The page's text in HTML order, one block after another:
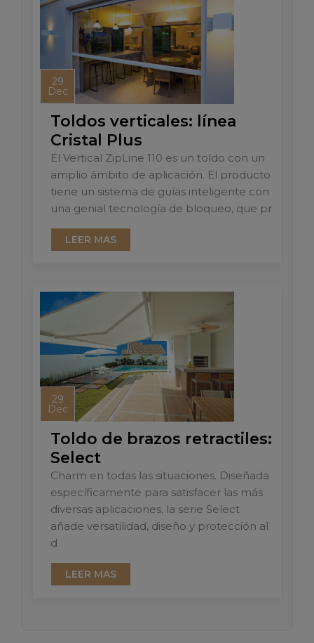
29
Dec
Toldos verticales: línea
Cristal Plus
El Vertical ZipLine 110 es un toldo con un
amplio ámbito de aplicación. El producto
tiene un sistema de guías inteligente con
una genial tecnología de bloqueo, que pr
LEER MAS
29
Dec
Toldo de brazos retractiles:
Select
Charm en todas las situaciones. Diseñada
específicamente para satisfacer las más
diversas aplicaciones, la serie Select
añade versatilidad, diseño y protección al
d
LEER MAS